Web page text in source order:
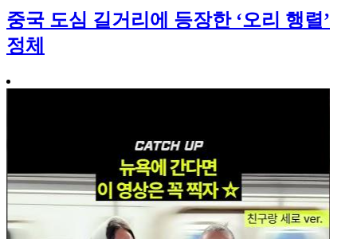
중국 도심 길거리에 등장한 ‘오리 행렬’
정체